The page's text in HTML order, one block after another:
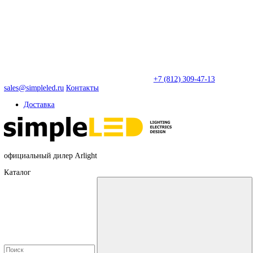
+7 (812) 309-47-13
sales@simpleled.ru Контакты
Доставка
официальный дилер Arlight
Каталог